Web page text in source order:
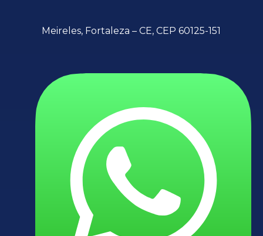
Meireles, Fortaleza – CE, CEP 60125-151